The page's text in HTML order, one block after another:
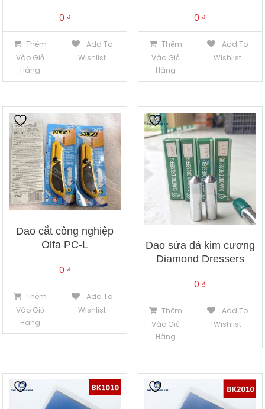
0 ₫
Thêm
Vào Giỏ
Hàng
Add To
Wishlist
0 ₫
Thêm
Vào Giỏ
Hàng
Add To
Wishlist
Dao cắt công nghiệp
Olfa PC-L
0 ₫
Thêm
Vào Giỏ
Hàng
Add To
Wishlist
Dao sửa đá kim cương
Diamond Dressers
0 ₫
Thêm
Vào Giỏ
Hàng
Add To
Wishlist